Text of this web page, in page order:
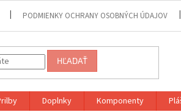
PODMIENKY OCHRANY OSOBNÝCH ÚDAJOV
HĽADAŤ
Doplnky Komponenty